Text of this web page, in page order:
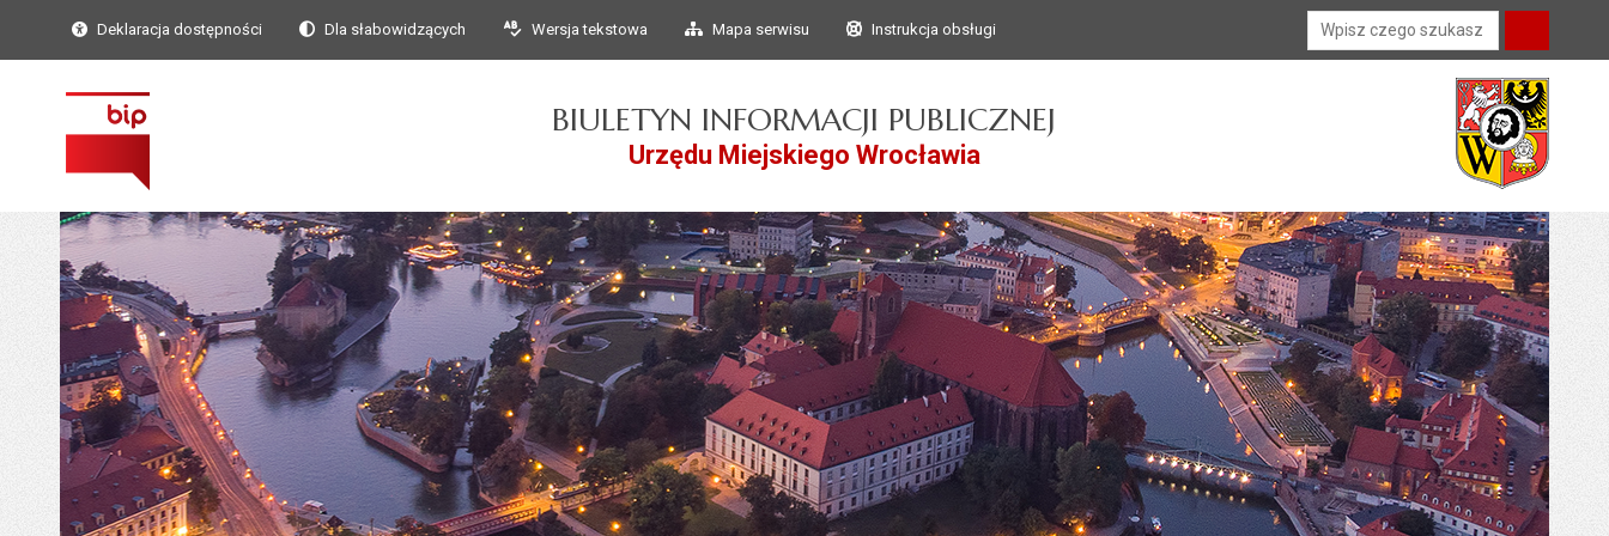
Przejdź do głównego
Przejdź do treści
Deklaracja dostępności Dla słabowidzących Wersja tekstowa Mapa serwisu Instrukcja obsługi Wyszukiwarka
BIULETYN INFORMACJI PUBLICZNEJ
Urzędu Miejskiego Wrocławia